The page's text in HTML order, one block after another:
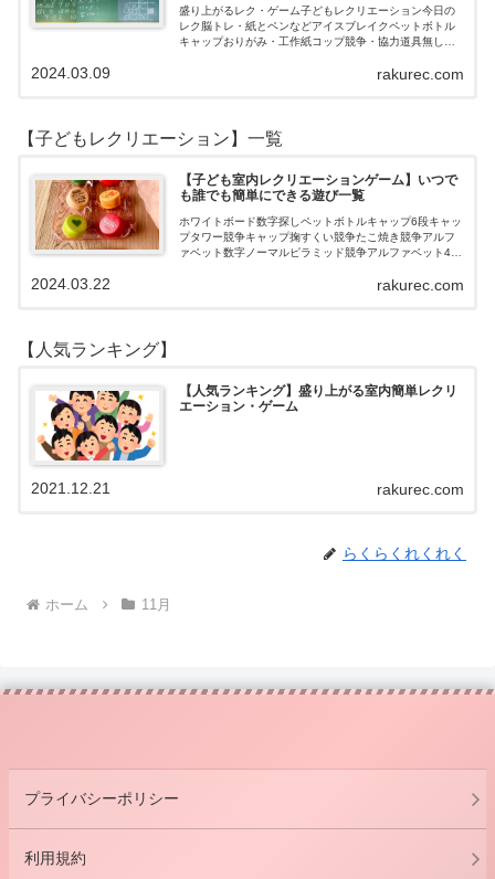
盛り上がるレク・ゲーム子どもレクリエーション今日の
レク脳トレ・紙とペンなどアイスブレイクペットボトル
キャップおりがみ・工作紙コップ競争・協力道具無し・
ロおはじき体操スライム脳トレ無料素材Yo…rakurec.com
2024.03.09
【子どもレクリエーション】一覧
【子ども室内レクリエーションゲーム】いつで
も誰でも簡単にできる遊び一覧
ホワイトボード数字探しペットボトルキャップ6段キャッ
プタワー競争キャップ掬すくい競争たこ焼き競争アルフ
ァベット数字ノーマルピラミッド競争アルファベット4段
rakurec.com
2024.03.22
【人気ランキング】
【人気ランキング】盛り上がる室内簡単レクリ
エーション・ゲーム
rakurec.com
2021.12.21
らくらくれくれく
ホーム 11月
プライバシーポリシー
利用規約